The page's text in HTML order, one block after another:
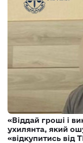
«Віддай гроші і
ухилянта, який
«відкупитись від